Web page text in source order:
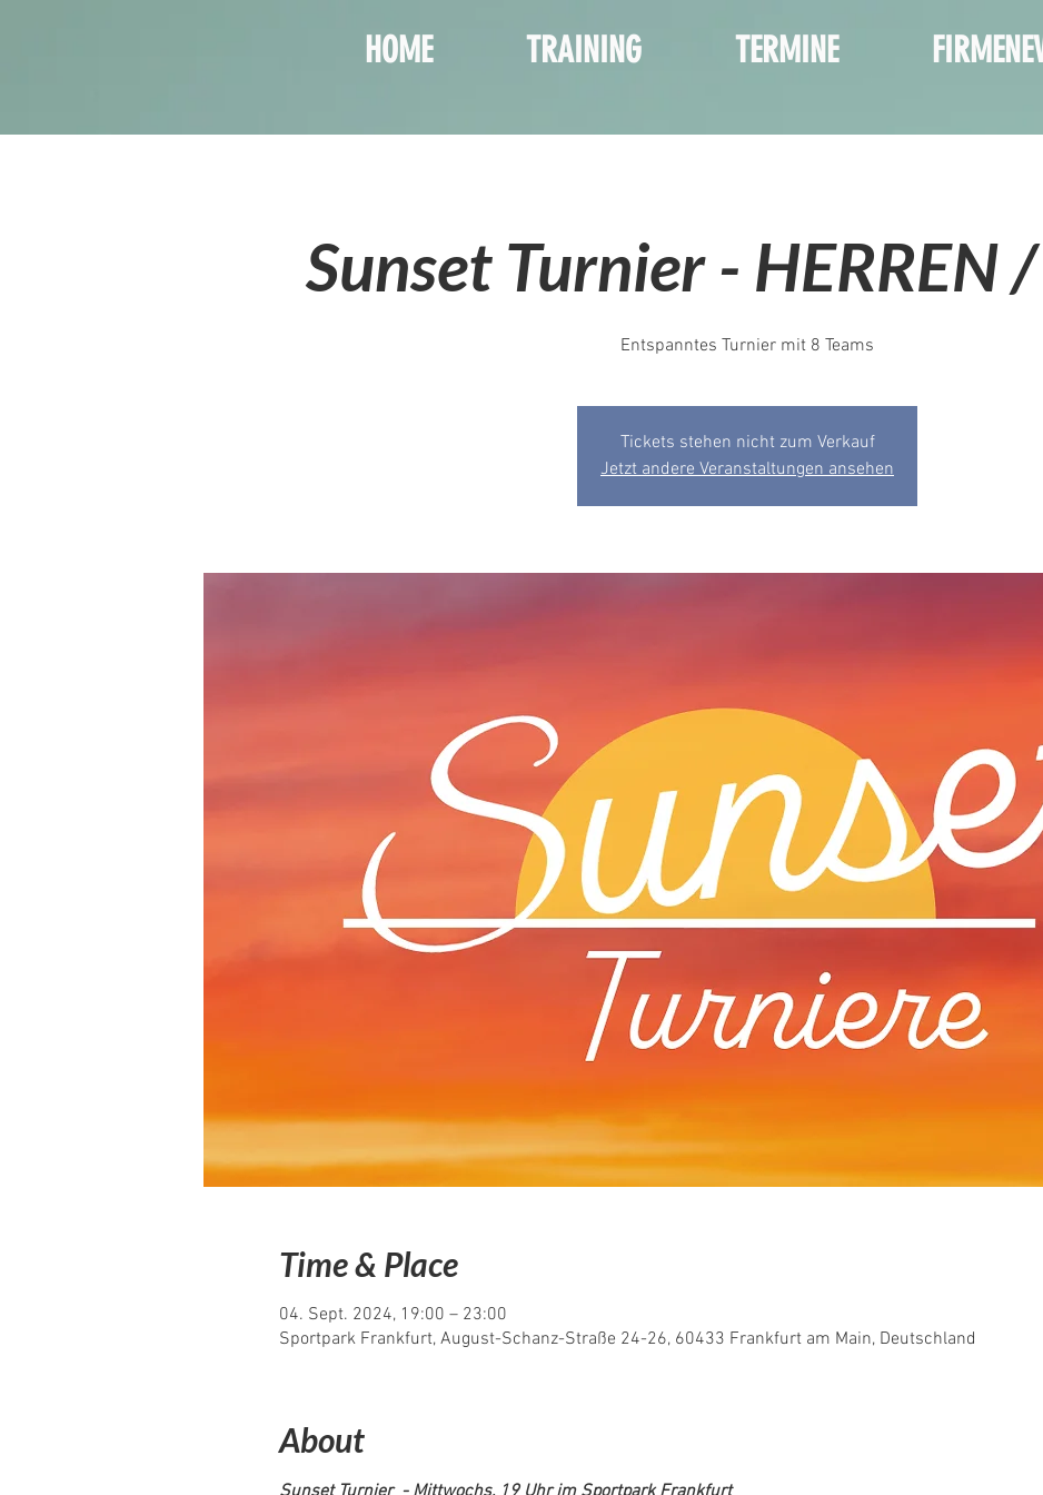
HOME TRAINING TERMINE
Sunset Turnier - HERREN
Entspanntes Turnier mit 8 Teams
Tickets stehen nicht zum Verkauf
Jetzt andere Veranstaltungen ansehen
Time & Place
04. Sept. 2024, 19:00 – 23:00
Sportpark Frankfurt, August-Schanz-Straße 24-26, 60433 Frankfurt am Main, Deutschland
About